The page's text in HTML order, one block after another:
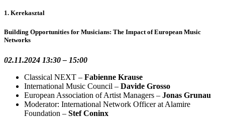
1. Kerekasztal
Building Opportunities for Musicians: The Impact of European Music
Networks
02.11.2024 13:30 – 15:00
Classical NEXT – Fabienne Krause
International Music Council – Davide Grosso
European Association of Artist Managers – Jonas Grunau
Moderator: International Network Officer at Alamire
Foundation – Stef Coninx